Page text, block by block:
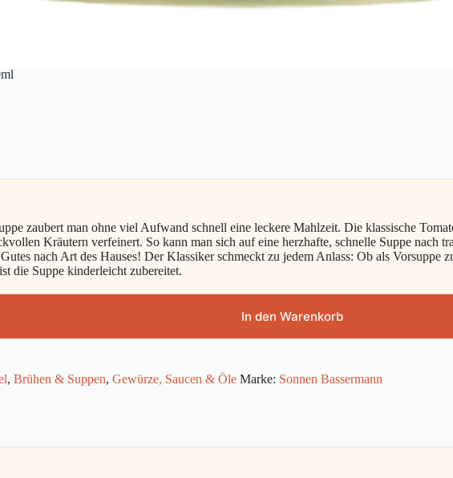
zaubert man ohne viel Aufwand schnell eine leckere Mahlzeit. Die klassische
Kräutern verfeinert. So kann man sich auf eine herzhafte, schnelle Suppe nach
nach Art des Hauses! Der Klassiker schmeckt zu jedem Anlass: Ob als Vorsuppe
die Suppe kinderleicht zubereitet.
In den Warenkorb
, Brühen & Suppen, Gewürze, Saucen & Öle Marke: Sonnen Bassermann